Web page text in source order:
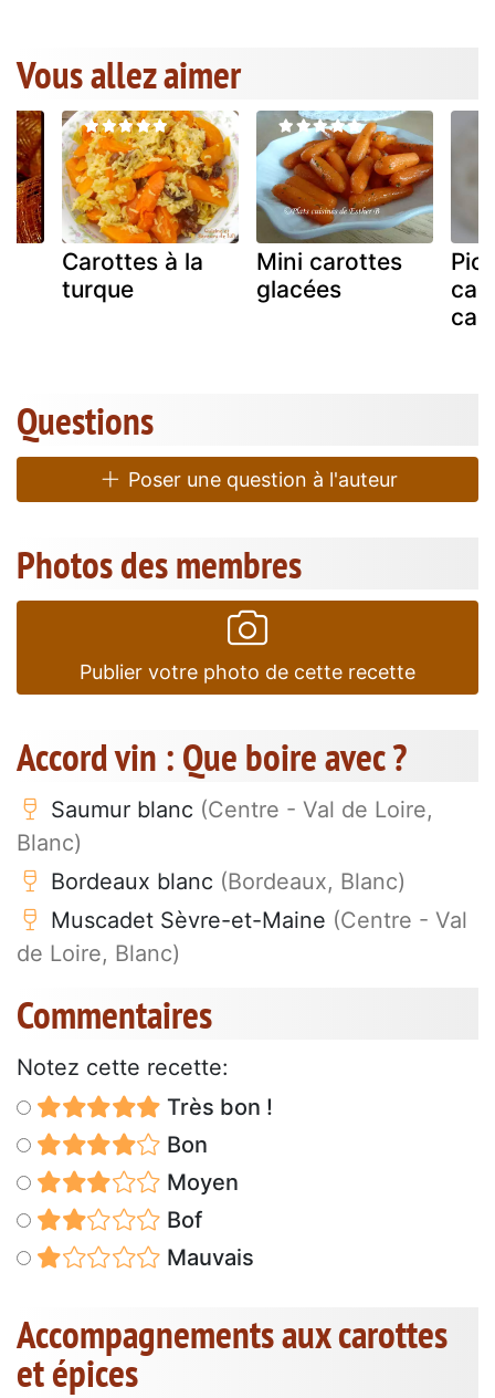
Vous allez aimer
Carottes à la
turque
Mini carottes
glacées
Questions
Poser une question à l'auteur
Photos des membres
Publier votre photo de cette recette
Accord vin : Que boire avec ?
Saumur blanc (Centre - Val de Loire,
Blanc)
Bordeaux blanc (Bordeaux, Blanc)
Muscadet Sèvre-et-Maine (Centre - Val
de Loire, Blanc)
Commentaires
Notez cette recette:
Très bon !
Bon
Moyen
Bof
Mauvais
Accompagnements aux carottes
et épices